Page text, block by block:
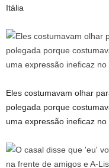
Itália
Eles costumavam olhar
polegada porque
uma expressão ineficaz no